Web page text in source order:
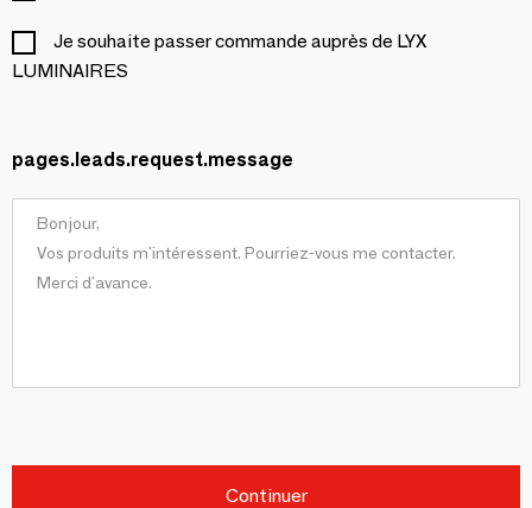
Je souhaite passer commande auprès de LYX
LUMINAIRES
pages.leads.request.message
Continuer